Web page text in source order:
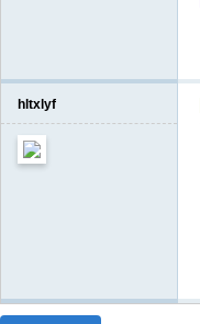
hltxlyf